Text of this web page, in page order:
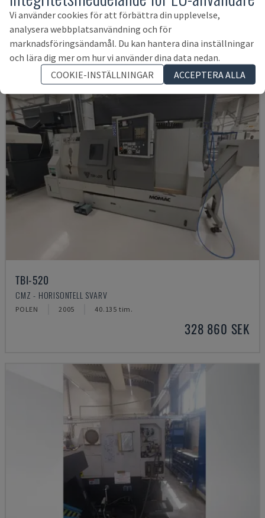
TYSKLAND 2018
TBI-520
CMZ - HORISONTELL SVARV
POLEN 2005 40.135 tim.
328 860 SEK
Vi använder cookies för att förbättra din upplevelse,
analysera webbplatsanvändning och för
marknadsföringsändamål. Du kan hantera dina inställningar
och lära dig mer om hur vi använder dina data nedan.
COOKIE-INSTÄLLNINGAR
ACCEPTERA ALLA